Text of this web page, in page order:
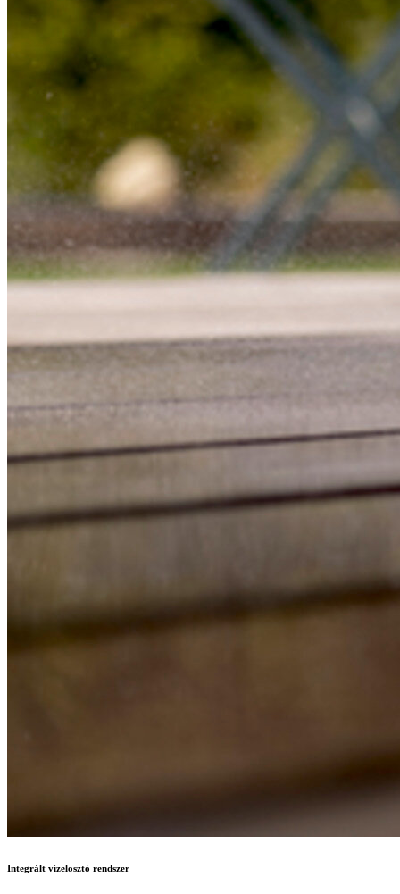
Integrált vízelosztó rendszer